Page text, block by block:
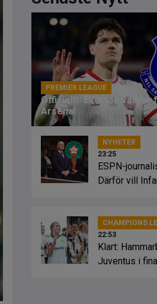
PREMIER LEAGUE
Officiellt: Everton värvar
Arsenal
NYHETER
23:25
ESPN-
Därför vill
CHAMPIONS
22:53
Klart:
Juventus i